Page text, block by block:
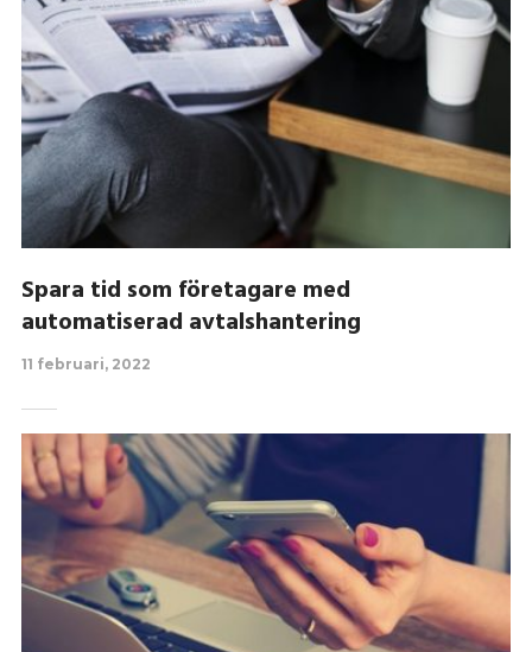
Spara tid som företagare med
automatiserad avtalshantering
11 februari, 2022